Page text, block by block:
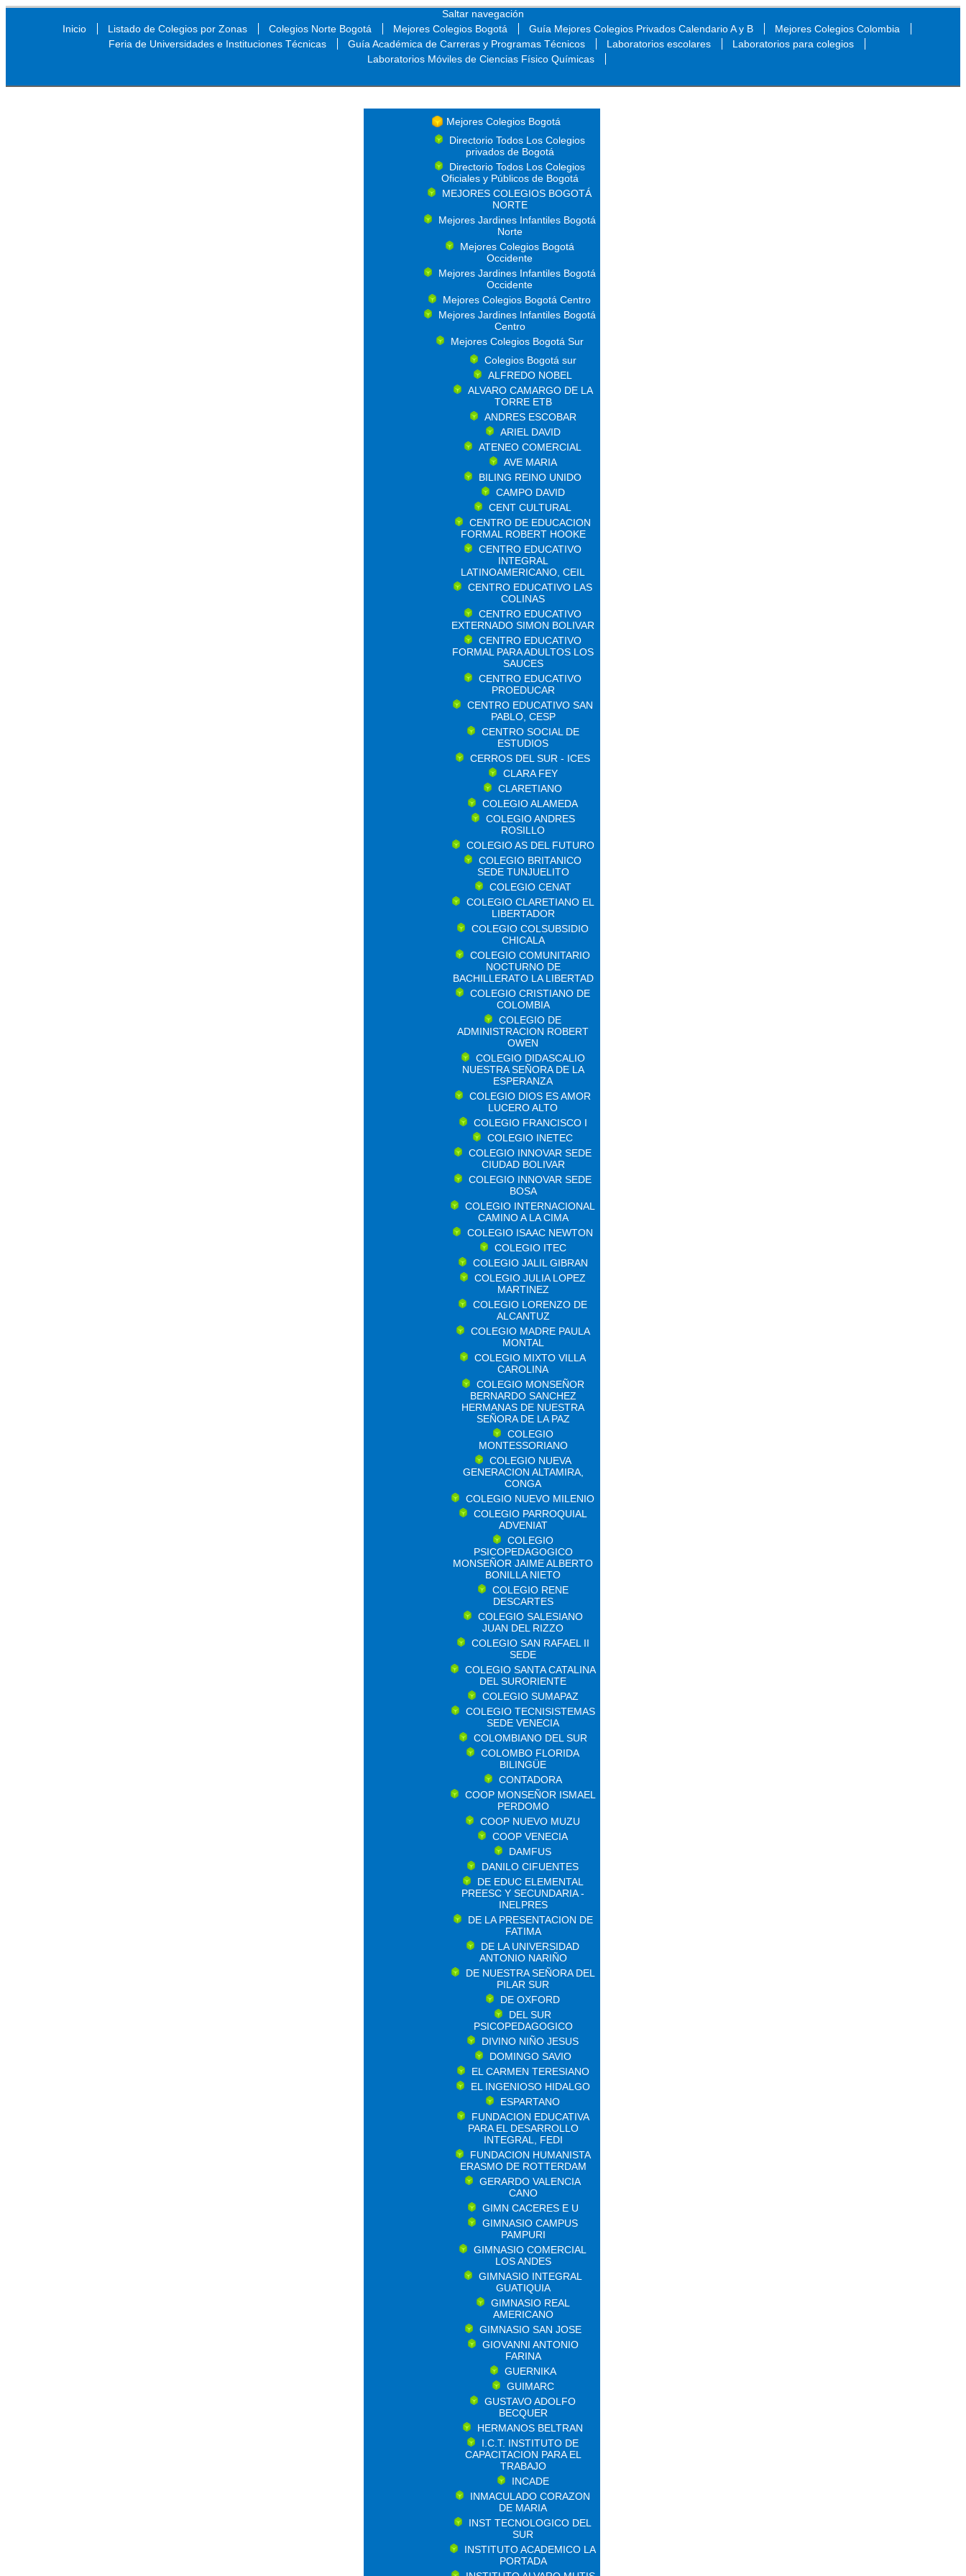
Saltar navegación
Inicio
Listado de Colegios por Zonas Colegios Norte Bogotá Mejores Colegios Bogotá Guía Mejores Colegios Privados Calendario A y B
Mejores Colegios Colombia
Feria de Universidades e Instituciones Técnicas
Guía Académica de Carreras y Programas Técnicos Laboratorios escolares
Laboratorios para colegios
Laboratorios Móviles de Ciencias Físico Químicas
Mejores Colegios Bogotá
Directorio Todos Los Colegios
privados de Bogotá
Directorio Todos Los Colegios
Oficiales y Públicos de Bogotá
MEJORES COLEGIOS BOGOTÁ
NORTE
Mejores Jardines Infantiles Bogotá
Norte
Mejores Colegios Bogotá
Occidente
Mejores Jardines Infantiles Bogotá
Occidente
Mejores Colegios Bogotá Centro
Mejores Jardines Infantiles Bogotá
Centro
Mejores Colegios Bogotá Sur
Colegios Bogotá sur
ALFREDO NOBEL
ALVARO CAMARGO DE LA
TORRE ETB
ANDRES ESCOBAR
ARIEL DAVID
ATENEO COMERCIAL
AVE MARIA
BILING REINO UNIDO
CAMPO DAVID
CENT CULTURAL
CENTRO DE EDUCACION
FORMAL ROBERT HOOKE
CENTRO EDUCATIVO
INTEGRAL
LATINOAMERICANO, CEIL
CENTRO EDUCATIVO LAS
COLINAS
CENTRO EDUCATIVO
EXTERNADO SIMON BOLIVAR
CENTRO EDUCATIVO
FORMAL PARA ADULTOS LOS
SAUCES
CENTRO EDUCATIVO
PROEDUCAR
CENTRO EDUCATIVO SAN
PABLO, CESP
CENTRO SOCIAL DE
ESTUDIOS
CERROS DEL SUR - ICES
CLARA FEY
CLARETIANO
COLEGIO ALAMEDA
COLEGIO ANDRES
ROSILLO
COLEGIO AS DEL FUTURO
COLEGIO BRITANICO
SEDE TUNJUELITO
COLEGIO CENAT
COLEGIO CLARETIANO EL
LIBERTADOR
COLEGIO COLSUBSIDIO
CHICALA
COLEGIO COMUNITARIO
NOCTURNO DE
BACHILLERATO LA LIBERTAD
COLEGIO CRISTIANO DE
COLOMBIA
COLEGIO DE
ADMINISTRACION ROBERT
OWEN
COLEGIO DIDASCALIO
NUESTRA SEÑORA DE LA
ESPERANZA
COLEGIO DIOS ES AMOR
LUCERO ALTO
COLEGIO FRANCISCO I
COLEGIO INETEC
COLEGIO INNOVAR SEDE
CIUDAD BOLIVAR
COLEGIO INNOVAR SEDE
BOSA
COLEGIO INTERNACIONAL
CAMINO A LA CIMA
COLEGIO ISAAC NEWTON
COLEGIO ITEC
COLEGIO JALIL GIBRAN
COLEGIO JULIA LOPEZ
MARTINEZ
COLEGIO LORENZO DE
ALCANTUZ
COLEGIO MADRE PAULA
MONTAL
COLEGIO MIXTO VILLA
CAROLINA
COLEGIO MONSEÑOR
BERNARDO SANCHEZ
HERMANAS DE NUESTRA
SEÑORA DE LA PAZ
COLEGIO
MONTESSORIANO
COLEGIO NUEVA
GENERACION ALTAMIRA,
CONGA
COLEGIO NUEVO MILENIO
COLEGIO PARROQUIAL
ADVENIAT
COLEGIO
PSICOPEDAGOGICO
MONSEÑOR JAIME ALBERTO
BONILLA NIETO
COLEGIO RENE
DESCARTES
COLEGIO SALESIANO
JUAN DEL RIZZO
COLEGIO SAN RAFAEL II
SEDE
COLEGIO SANTA CATALINA
DEL SURORIENTE
COLEGIO SUMAPAZ
COLEGIO TECNISISTEMAS
SEDE VENECIA
COLOMBIANO DEL SUR
COLOMBO FLORIDA
BILINGÜE
CONTADORA
COOP MONSEÑOR ISMAEL
PERDOMO
COOP NUEVO MUZU
COOP VENECIA
DAMFUS
DANILO CIFUENTES
DE EDUC ELEMENTAL
PREESC Y SECUNDARIA -
INELPRES
DE LA PRESENTACION DE
FATIMA
DE LA UNIVERSIDAD
ANTONIO NARIÑO
DE NUESTRA SEÑORA DEL
PILAR SUR
DE OXFORD
DEL SUR
PSICOPEDAGOGICO
DIVINO NIÑO JESUS
DOMINGO SAVIO
EL CARMEN TERESIANO
EL INGENIOSO HIDALGO
ESPARTANO
FUNDACION EDUCATIVA
PARA EL DESARROLLO
INTEGRAL, FEDI
FUNDACION HUMANISTA
ERASMO DE ROTTERDAM
GERARDO VALENCIA
CANO
GIMN CACERES E U
GIMNASIO CAMPUS
PAMPURI
GIMNASIO COMERCIAL
LOS ANDES
GIMNASIO INTEGRAL
GUATIQUIA
GIMNASIO REAL
AMERICANO
GIMNASIO SAN JOSE
GIOVANNI ANTONIO
FARINA
GUERNIKA
GUIMARC
GUSTAVO ADOLFO
BECQUER
HERMANOS BELTRAN
I.C.T. INSTITUTO DE
CAPACITACION PARA EL
TRABAJO
INCADE
INMACULADO CORAZON
DE MARIA
INST TECNOLOGICO DEL
SUR
INSTITUTO ACADEMICO LA
PORTADA